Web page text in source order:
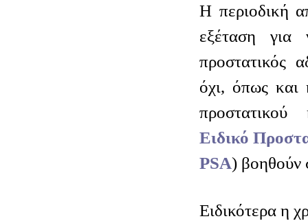
Η περιοδική
εξέταση για
προστατικός
όχι, όπως και
Ειδικό
PSA) βοηθούν
Ειδικότερα η